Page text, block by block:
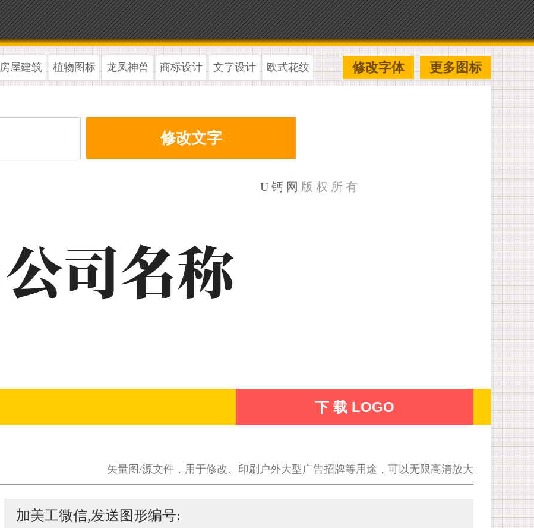
房屋建筑 植物图标 龙凤神兽 商标设计 文字设计 欧式花纹 更多图标
修改字体
U钙网 版权所有
下 载 LOGO
矢量图/源文件，用于修改、印刷户外大型广告招牌等用途，可以无限高清放大
加美工微信,发送图形编号: